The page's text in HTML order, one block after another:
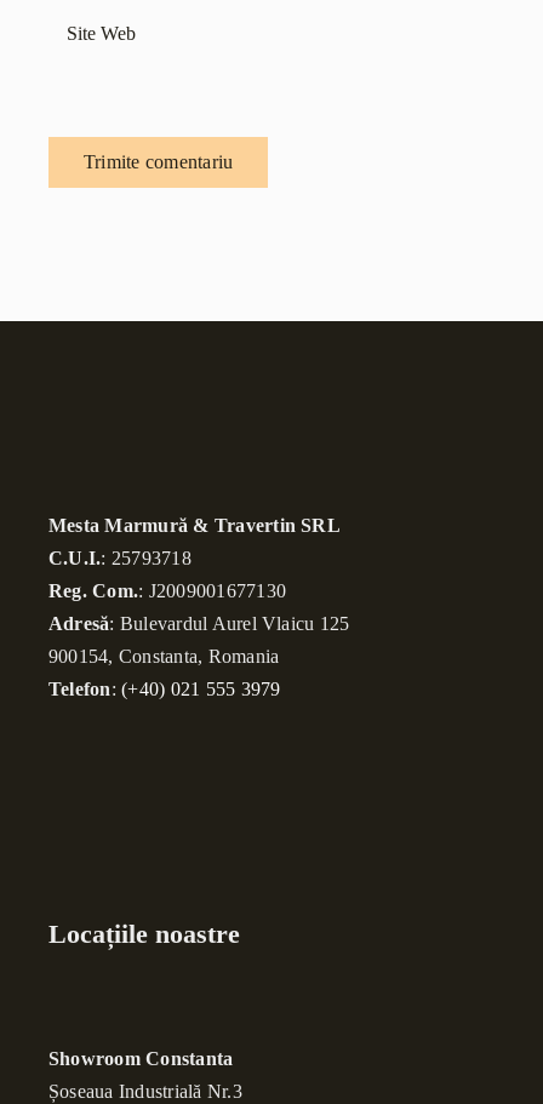
Mesta Marmură & Travertin SRL
C.U.I.: 25793718
Reg. Com.: J2009001677130
Adresă: Bulevardul Aurel Vlaicu 125
900154, Constanta, Romania
Telefon:(+40) 021 555 3979
Locațiile noastre
Showroom Constanta
Șoseaua Industrială Nr.3